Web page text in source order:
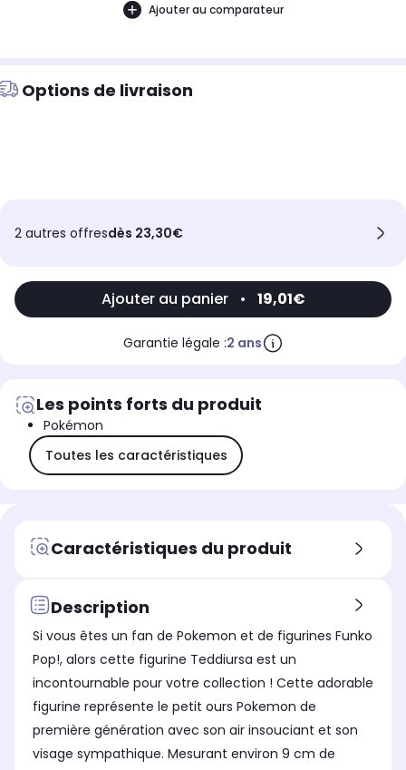
Ajouter au comparateur
Options de livraison
2 autres offresdès 23,30€
Ajouter au panier • 19,01€
Garantie légale :2 ans
Les points forts du produit
Pokémon
Toutes les caractéristiques
Caractéristiques du produit
Description
Si vous êtes un fan de Pokemon et de figurines Funko
Pop!, alors cette figurine Teddiursa est un
incontournable pour votre collection ! Cette adorable
figurine représente le petit ours Pokemon de
première génération avec son air insouciant et son
visage sympathique. Mesurant environ 9 cm de